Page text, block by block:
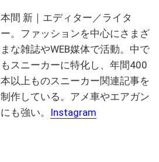
本間 新｜エディター／ライタ
ー。ファッションを中心にさまざ
まな雑誌やWEB媒体で活動。中で
もスニーカーに特化し、年間400
本以上ものスニーカー関連記事を
制作している。アメ車やエアガン
にも強い。 Instagram